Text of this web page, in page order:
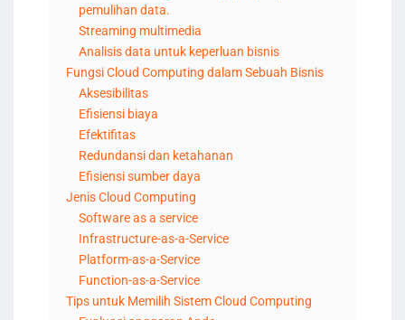
pemulihan data.
Streaming multimedia
Analisis data untuk keperluan bisnis
Fungsi Cloud Computing dalam Sebuah Bisnis
Aksesibilitas
Efisiensi biaya
Efektifitas
Redundansi dan ketahanan
Efisiensi sumber daya
Jenis Cloud Computing
Software as a service
Infrastructure-as-a-Service
Platform-as-a-Service
Function-as-a-Service
Tips untuk Memilih Sistem Cloud Computing